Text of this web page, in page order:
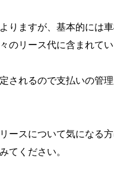
りますが、基本的には
のリース代に含まれてい
されるので支払いの管
ースについて気になる
てください。